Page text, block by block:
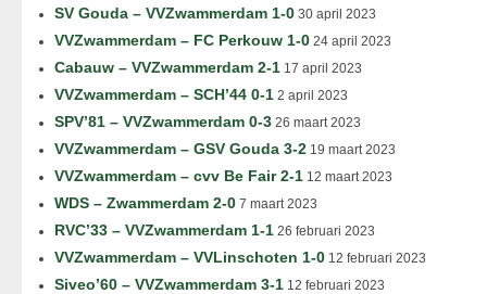
SV Gouda – VVZwammerdam 1-0 30 april 2023
VVZwammerdam – FC Perkouw 1-0 24 april 2023
Cabauw – VVZwammerdam 2-1 17 april 2023
VVZwammerdam – SCH’44 0-1 2 april 2023
SPV’81 – VVZwammerdam 0-3 26 maart 2023
VVZwammerdam – GSV Gouda 3-2 19 maart 2023
VVZwammerdam – cvv Be Fair 2-1 12 maart 2023
WDS – Zwammerdam 2-0 7 maart 2023
RVC’33 – VVZwammerdam 1-1 26 februari 2023
VVZwammerdam – VVLinschoten 1-0 12 februari 2023
Siveo’60 – VVZwammerdam 3-1 12 februari 2023